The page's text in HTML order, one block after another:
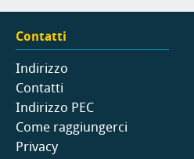
Contatti
Indirizzo
Contatti
Indirizzo PEC
Come raggiungerci
Privacy